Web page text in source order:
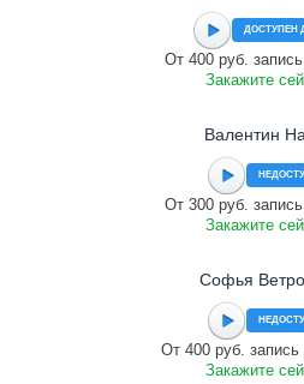
ДОСТУПЕН
От 400 руб.
Закажите
Валентин
От 300 руб.
Закажите
Софья
От 400 руб. запись
Закажите